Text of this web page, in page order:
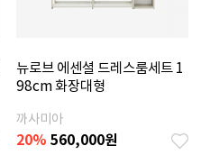
뉴로브 에센셜 드레스룸세트 1
98cm 화장대형
까사미아
20% 560,000원